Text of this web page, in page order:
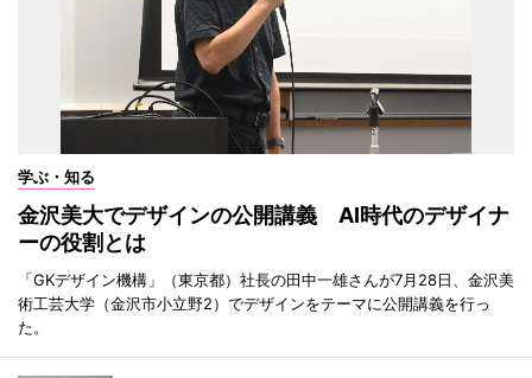
学ぶ・知る
金沢美大でデザインの公開講義 AI時代のデザイナ
ーの役割とは
「GKデザイン機構」（東京都）社長の田中一雄さんが7月28日、金沢美
術工芸大学（金沢市小立野2）でデザインをテーマに公開講義を行っ
た。